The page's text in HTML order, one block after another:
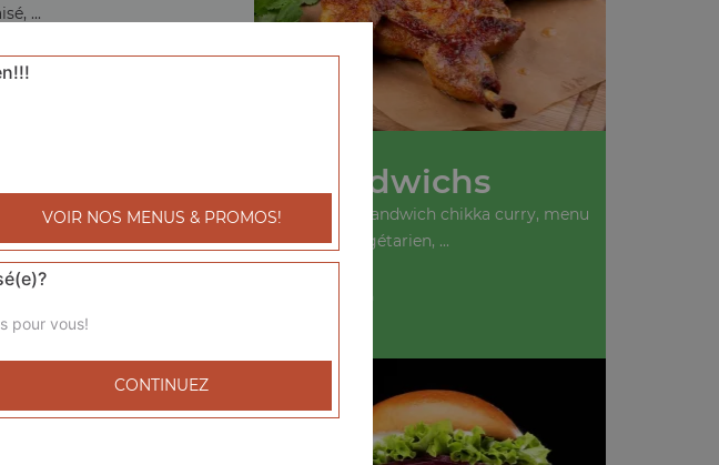
...
Nos Sandwichs
menu sandwich kebab, menu sandwich chikka curry, menu
sandwich végétarien, ...
VOIR NOS MENUS & PROMOS!
pour vous!
CONTINUEZ